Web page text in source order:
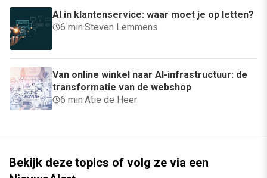
AI in klantenservice: waar moet je op letten?
6 min·Steven Lemmens
Van online winkel naar AI-infrastructuur: de
transformatie van de webshop
6 min·Atie de Heer
Bekijk deze topics of volg ze via een